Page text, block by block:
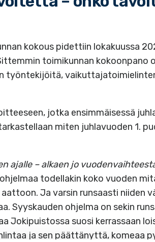
kokous pidettiin lokakuussa
toimikunnan kokoonpano
työntekijöitä,
jotka ensimmäisessä
miten juhlavuoden 1.
ajalle – alkaen jo
todellakin koko vuoden
Ja varsin runsaasti niiden
Syyskauden ohjelma on sekin
Jokipuistossa suosi kerrassaan
ja sen päättänyttä, komeaa